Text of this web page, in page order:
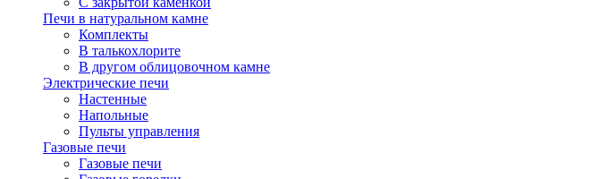
Печи в натуральном камне
Комплекты
В талькохлорите
В другом облицовочном камне
Электрические печи
Настенные
Напольные
Пульты управления
Газовые печи
Газовые печи